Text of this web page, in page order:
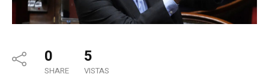
0
SHARE
5
VISTAS